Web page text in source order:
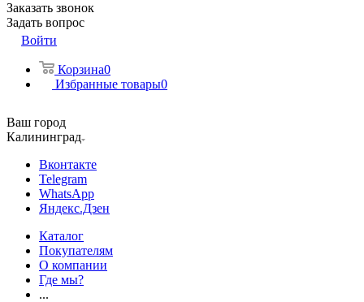
Заказать звонок
Задать вопрос
Войти
Корзина0
Избранные товары0
Ваш город
Калининград
Вконтакте
Telegram
WhatsApp
Яндекс.Дзен
Каталог
Покупателям
О компании
Где мы?
...